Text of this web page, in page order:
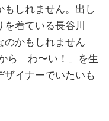
もしれません。出し
着ている長谷川
のかもしれません
ら「わ〜い！」を生
イナーでいたいも